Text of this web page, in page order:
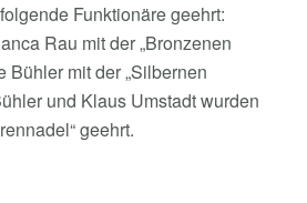
Funktionäre geehrt:
Rau mit der „Bronzenen
Bühler mit der „Silbernen
und Klaus Umstadt wurden
geehrt.